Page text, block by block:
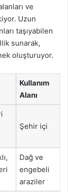
ve
Uzun
taşıyabilen
sunarak,
oluşturuyor.
Kullanım
Alanı
Şehir içi
Dağ ve
engebeli
araziler